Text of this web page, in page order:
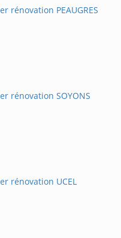
rénovation PEAUGRES
rénovation SOYONS
rénovation UCEL